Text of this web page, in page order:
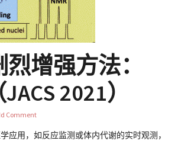
增强方法：
2021）
Comment
应用，如反应监测或体内代谢的实时观测，